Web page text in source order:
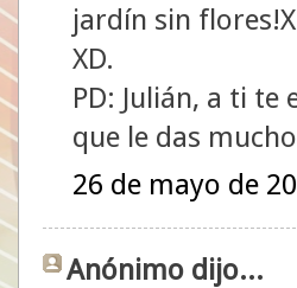
jardín sin
XD.
PD: Julián, a ti
que le das
26 de mayo de
Anónimo dijo...